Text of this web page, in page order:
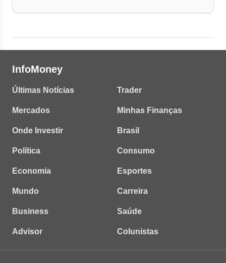
InfoMoney
Últimas Notícias
Mercados
Onde Investir
Política
Economia
Mundo
Business
Advisor
Trader
Minhas Finanças
Brasil
Consumo
Esportes
Carreira
Saúde
Colunistas